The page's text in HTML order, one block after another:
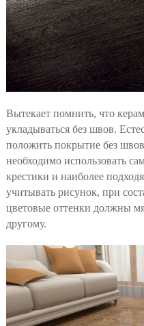
Вытекает помнить, что
укладываться без швов.
положить покрытие без
необходимо использовать
крестики и наиболее
учитывать рисунок, при
цветовые оттенки должны
другому.